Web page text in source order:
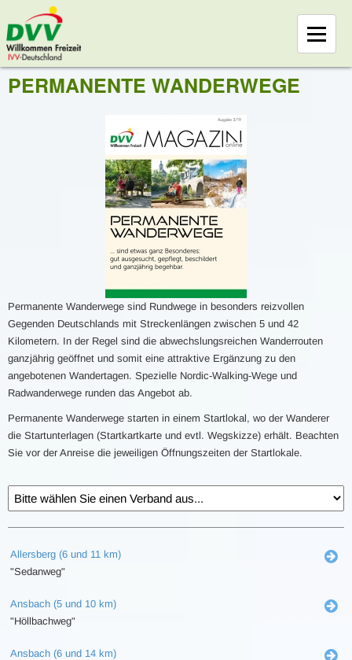
PERMANENTE WANDERWEGE
Permanente Wanderwege sind Rundwege in besonders reizvollen
Gegenden Deutschlands mit Streckenlängen zwischen 5 und 42
Kilometern. In der Regel sind die abwechslungsreichen Wanderrouten
ganzjährig geöffnet und somit eine attraktive Ergänzung zu den
angebotenen Wandertagen. Spezielle Nordic-Walking-Wege und
Radwanderwege runden das Angebot ab.
Permanente Wanderwege starten in einem Startlokal, wo der Wanderer
die Startunterlagen (Startkartkarte und evtl. Wegskizze) erhält. Beachten
Sie vor der Anreise die jeweiligen Öffnungszeiten der Startlokale.
Allersberg (6 und 11 km)
"Sedanweg"
Ansbach (5 und 10 km)
"Höllbachweg"
Ansbach (6 und 14 km)